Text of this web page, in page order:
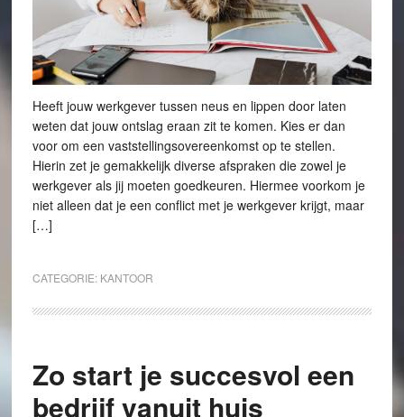
Heeft jouw werkgever tussen neus en lippen door laten
weten dat jouw ontslag eraan zit te komen. Kies er dan
voor om een vaststellingsovereenkomst op te stellen.
Hierin zet je gemakkelijk diverse afspraken die zowel je
werkgever als jij moeten goedkeuren. Hiermee voorkom je
niet alleen dat je een conflict met je werkgever krijgt, maar
[…]
CATEGORIE: KANTOOR
Zo start je succesvol een
bedrijf vanuit huis